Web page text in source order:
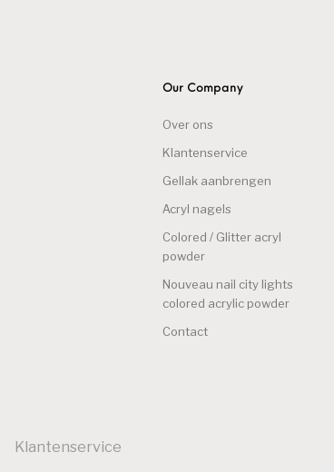
Our Company
Over ons
Klantenservice
Gellak aanbrengen
Acryl nagels
Colored / Glitter acryl
powder
Nouveau nail city lights
colored acrylic powder
Contact
Klantenservice